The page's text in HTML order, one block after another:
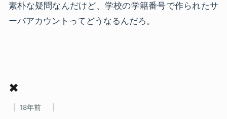
素朴な疑問なんだけど、学校の学籍番号で作られたサ
ーバアカウントってどうなるんだろ。
✖
18年前